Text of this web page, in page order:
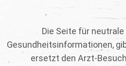
Die Seite für
Gesundheitsinformationen,
ersetzt den Arzt-